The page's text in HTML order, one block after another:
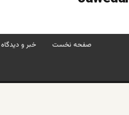
صفحه نخست خبر و دیدگاه